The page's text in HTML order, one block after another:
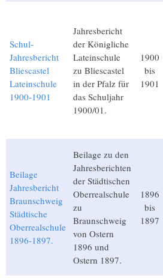
Schul-
Jahresbericht
Bliescastel
Lateinschule
1900-1901
Jahresbericht
der Königliche
Lateinschule
zu Bliescastel
in der Pfalz für
das Schuljahr
1900/01.
1900
bis
1901
Beilage
Jahresbericht
Braunschweig
Städtische
Oberrealschule
1896-1897.
Beilage zu den
Jahresberichten
der Städtischen
Oberrealschule
zu
Braunschweig
von Ostern
1896 und
Ostern 1897.
1896
bis
1897